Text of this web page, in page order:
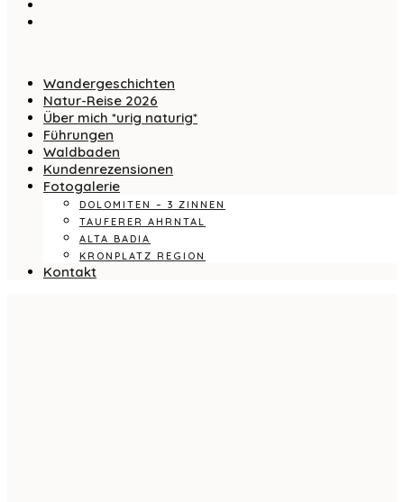
Wandergeschichten
Natur-Reise 2026
Über mich *urig naturig*
Führungen
Waldbaden
Kundenrezensionen
Fotogalerie
DOLOMITEN – 3 ZINNEN
TAUFERER AHRNTAL
ALTA BADIA
KRONPLATZ REGION
Kontakt